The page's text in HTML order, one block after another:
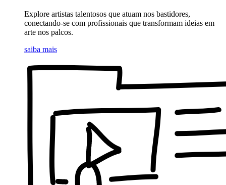
Explore artistas talentosos que atuam nos bastidores,
conectando-se com profissionais que transformam ideias em
arte nos palcos.
saiba mais